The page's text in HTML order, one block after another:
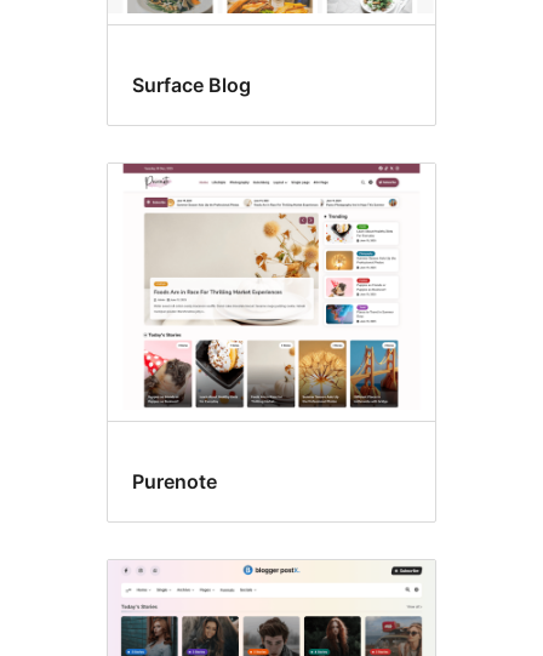
Surface Blog
Purenote